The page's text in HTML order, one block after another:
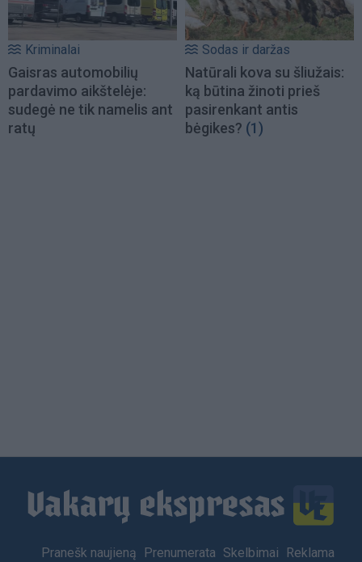
Kriminalai
Gaisras automobilių
pardavimo aikštelėje:
sudegė ne tik namelis ant
ratų
Sodas ir daržas
Natūrali kova su šliužais:
ką būtina žinoti prieš
pasirenkant antis
bėgikes? (1)
Footer
Pranešk naujieną Prenumerata Skelbimai Reklama